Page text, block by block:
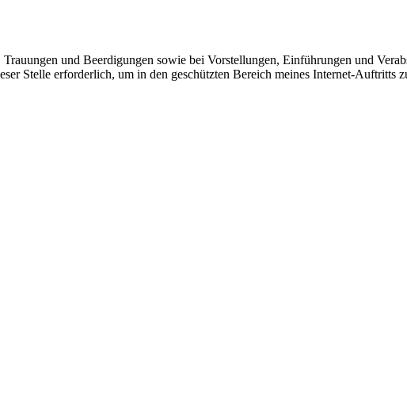
und Beerdigungen sowie bei Vorstellungen, Einführungen und
Stelle erforderlich, um in den geschützten Bereich meines Internet-